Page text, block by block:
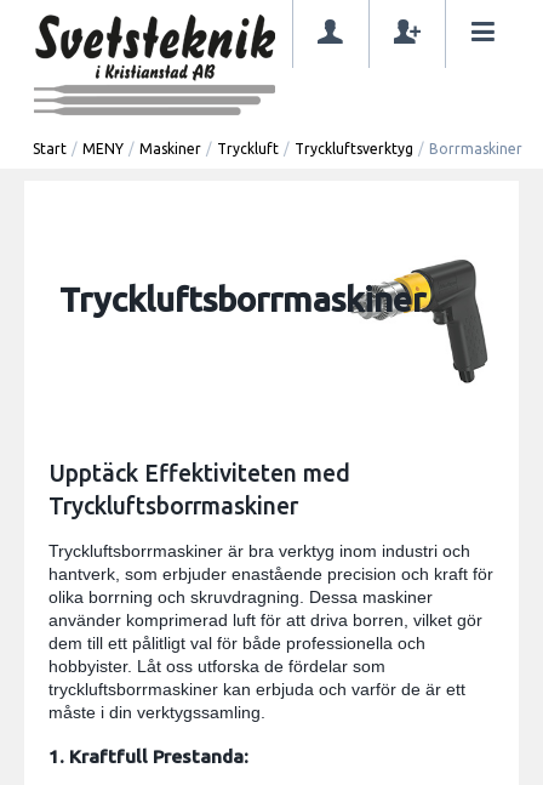
Start / MENY / Maskiner / Tryckluft / Tryckluftsverktyg / Borrmaskiner
Tryckluftsborrmaskiner
Upptäck Effektiviteten med
Tryckluftsborrmaskiner
Tryckluftsborrmaskiner är bra verktyg inom industri och
hantverk, som erbjuder enastående precision och kraft för
olika borrning och skruvdragning. Dessa maskiner
använder komprimerad luft för att driva borren, vilket gör
dem till ett pålitligt val för både professionella och
hobbyister. Låt oss utforska de fördelar som
tryckluftsborrmaskiner kan erbjuda och varför de är ett
måste i din verktygssamling.
1. Kraftfull Prestanda: